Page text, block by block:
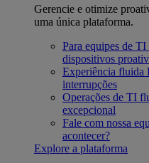
Gerencie e otimize
uma única plataforma.
Para equipes de TI
dispositivos
Experiência fluida
interrupções
Operações de TI
excepcional
Fale com nossa
acontecer?
Explore a plataforma